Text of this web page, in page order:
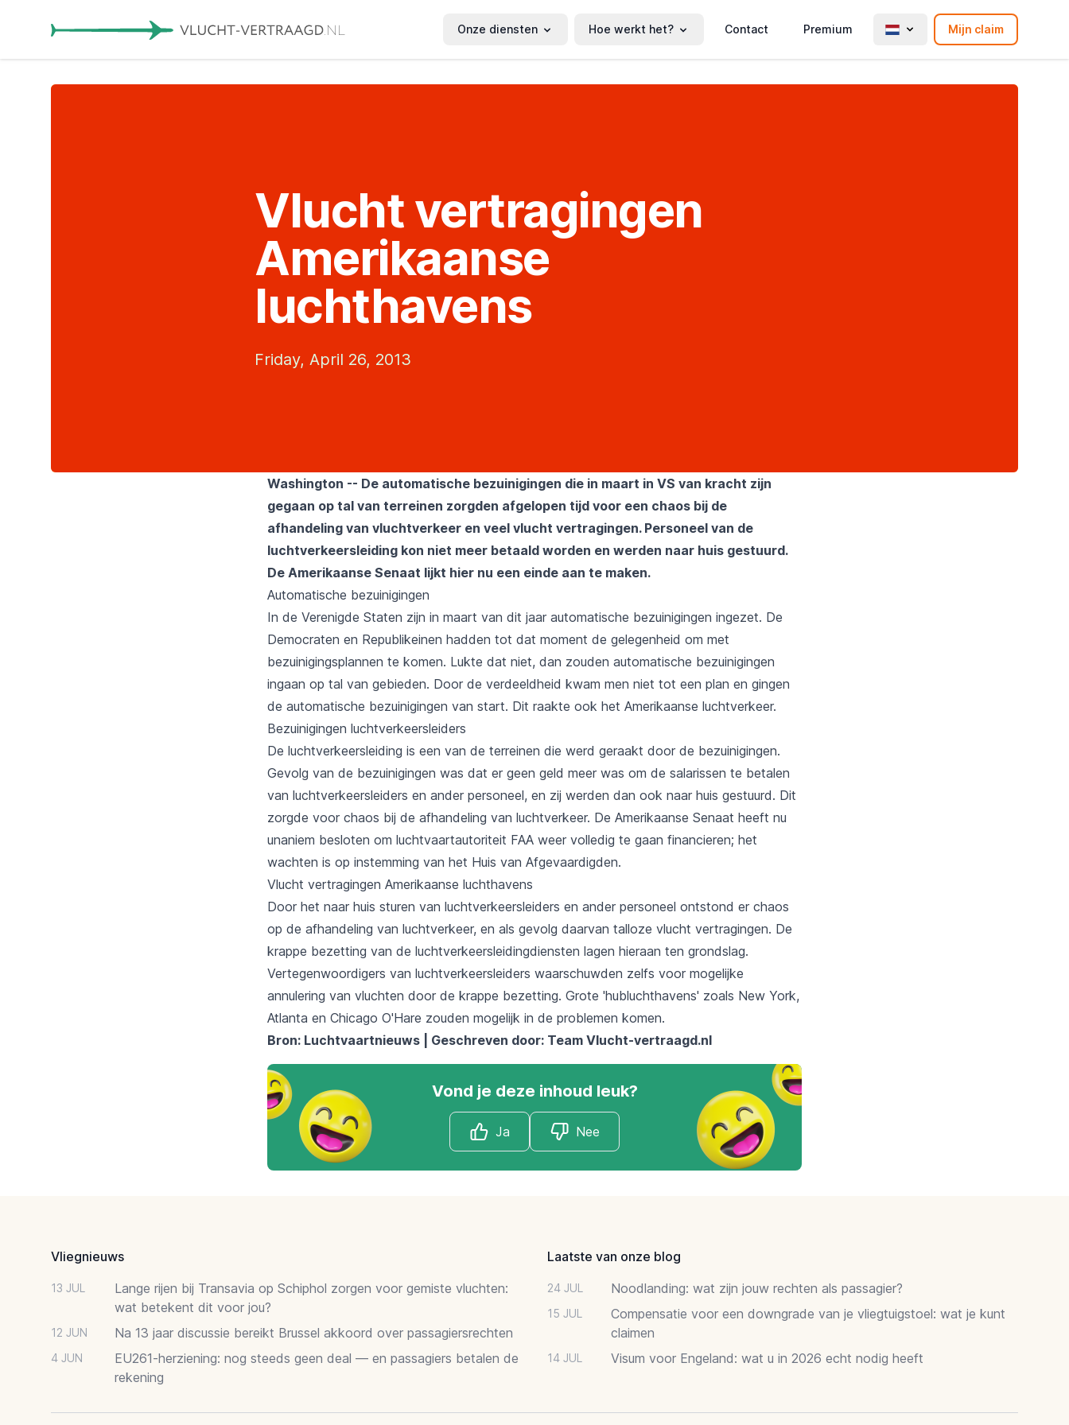
Onze diensten Hoe werkt het? Contact Premium Mijn claim
Vlucht vertragingen
Amerikaanse
luchthavens
Friday, April 26, 2013
Washington -- De automatische bezuinigingen die in maart in VS van kracht zijn
gegaan op tal van terreinen zorgden afgelopen tijd voor een chaos bij de
afhandeling van vluchtverkeer en veel vlucht vertragingen. Personeel van de
luchtverkeersleiding kon niet meer betaald worden en werden naar huis gestuurd.
De Amerikaanse Senaat lijkt hier nu een einde aan te maken.
Automatische bezuinigingen
In de Verenigde Staten zijn in maart van dit jaar automatische bezuinigingen ingezet. De
Democraten en Republikeinen hadden tot dat moment de gelegenheid om met
bezuinigingsplannen te komen. Lukte dat niet, dan zouden automatische bezuinigingen
ingaan op tal van gebieden. Door de verdeeldheid kwam men niet tot een plan en gingen
de automatische bezuinigingen van start. Dit raakte ook het Amerikaanse luchtverkeer.
Bezuinigingen luchtverkeersleiders
De luchtverkeersleiding is een van de terreinen die werd geraakt door de bezuinigingen.
Gevolg van de bezuinigingen was dat er geen geld meer was om de salarissen te betalen
van luchtverkeersleiders en ander personeel, en zij werden dan ook naar huis gestuurd. Dit
zorgde voor chaos bij de afhandeling van luchtverkeer. De Amerikaanse Senaat heeft nu
unaniem besloten om luchtvaartautoriteit FAA weer volledig te gaan financieren; het
wachten is op instemming van het Huis van Afgevaardigden.
Vlucht vertragingen Amerikaanse luchthavens
Door het naar huis sturen van luchtverkeersleiders en ander personeel ontstond er chaos
op de afhandeling van luchtverkeer, en als gevolg daarvan talloze vlucht vertragingen. De
krappe bezetting van de luchtverkeersleidingdiensten lagen hieraan ten grondslag.
Vertegenwoordigers van luchtverkeersleiders waarschuwden zelfs voor mogelijke
annulering van vluchten door de krappe bezetting. Grote 'hubluchthavens' zoals New York,
Atlanta en Chicago O'Hare zouden mogelijk in de problemen komen.
Bron: Luchtvaartnieuws | Geschreven door: Team Vlucht-vertraagd.nl
Vond je deze inhoud leuk?
Ja Nee
Vliegnieuws
13 JUL
Lange rijen bij Transavia op Schiphol zorgen voor gemiste vluchten:
wat betekent dit voor jou?
12 JUN Na 13 jaar discussie bereikt Brussel akkoord over passagiersrechten
4 JUN
EU261-herziening: nog steeds geen deal — en passagiers betalen de
rekening
Laatste van onze blog
24 JUL Noodlanding: wat zijn jouw rechten als passagier?
15 JUL
Compensatie voor een downgrade van je vliegtuigstoel: wat je kunt
claimen
14 JUL Visum voor Engeland: wat u in 2026 echt nodig heeft